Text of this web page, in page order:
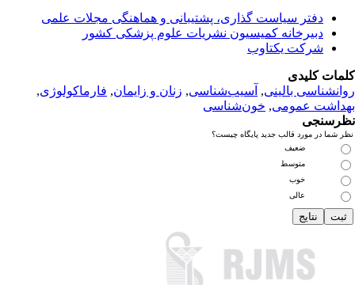
دفتر سیاست گذاری، پشتیبانی و هماهنگی مجلات علمی
دبیرخانه کمیسیون نشریات علوم پزشکی کشور
شرکت یکتاوب
کلیدی
بالینی, آسیب‌شناسی, زنان و زایمان,فارماکولوژی ,
عمومی, خون‌شناسی
شما در مورد قالب جدید پایگاه چیست؟
ضعیف
متوسط
خوب
عالی